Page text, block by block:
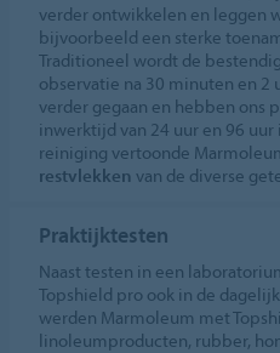
verder ontwikkelen en leggen
bijvoorbeeld een sterke
Traditioneel wordt de
observatie na 30 minuten en
verder gegaan en hebben ons
inwerktijd van 24 uur en 96
reiniging vertoonde
restvlekken van de diverse
Praktijktesten
Naast testen in een
Topshield pro ook in de
werden Marmoleum met
linoleumproducten, rubber,